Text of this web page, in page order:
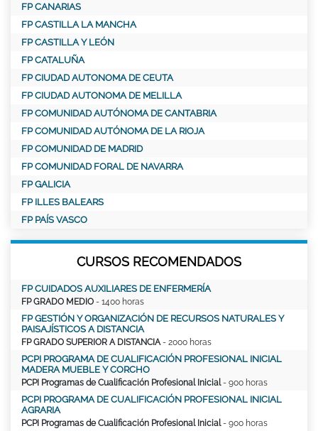
FP CANARIAS
FP CASTILLA LA MANCHA
FP CASTILLA Y LEÓN
FP CATALUÑA
FP CIUDAD AUTONOMA DE CEUTA
FP CIUDAD AUTONOMA DE MELILLA
FP COMUNIDAD AUTÓNOMA DE CANTABRIA
FP COMUNIDAD AUTÓNOMA DE LA RIOJA
FP COMUNIDAD DE MADRID
FP COMUNIDAD FORAL DE NAVARRA
FP GALICIA
FP ILLES BALEARS
FP PAÍS VASCO
CURSOS RECOMENDADOS
FP CUIDADOS AUXILIARES DE ENFERMERÍA
FP GRADO MEDIO - 1400 horas
FP GESTIÓN Y ORGANIZACIÓN DE RECURSOS NATURALES Y
PAISAJÍSTICOS A DISTANCIA
FP GRADO SUPERIOR A DISTANCIA - 2000 horas
PCPI PROGRAMA DE CUALIFICACIÓN PROFESIONAL INICIAL
MADERA MUEBLE Y CORCHO
PCPI Programas de Cualificación Profesional Inicial- 900 horas
PCPI PROGRAMA DE CUALIFICACIÓN PROFESIONAL INICIAL
AGRARIA
PCPI Programas de Cualificación Profesional Inicial- 900 horas